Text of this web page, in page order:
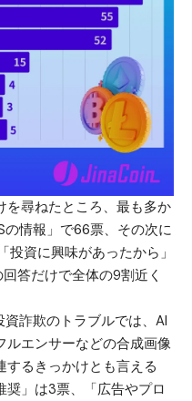
を尋ねたところ、最も多か
の情報」で66票、その次に
投資に興味があったから」
答だけで全体の9割近く
詐欺のトラブルでは、AI
ルエンサーなどの合成画像
するきっかけとも言える
奨」は3票、「広告やプロ